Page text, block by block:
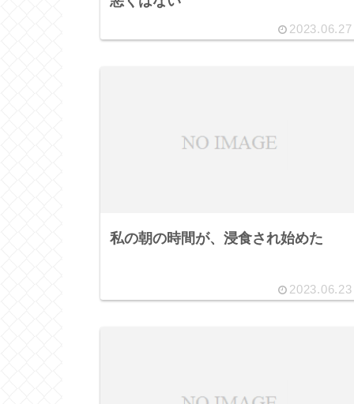
2023.06.27
私の朝の時間が、浸食され始めた
2023.06.23